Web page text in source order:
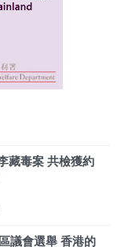
藏毒案 共檢獲約
議會選舉 香港的